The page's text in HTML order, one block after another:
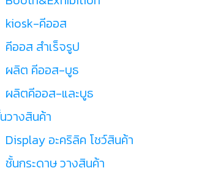
kiosk-คีออส
คีออส สำเร็จรูป
ผลิต คีออส-บูธ
ผลิตคีออส-และบูธ
วางสินค้า
Display อะคริลิค โชว์สินค้า
ชั้นกระดาษ วางสินค้า